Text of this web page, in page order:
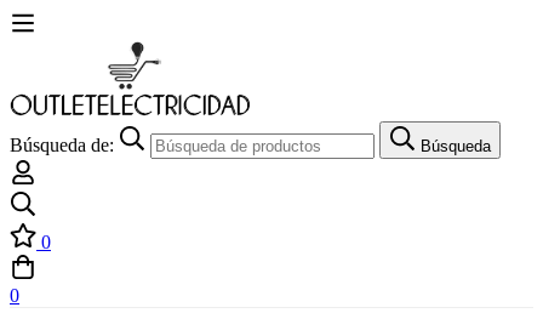
Búsqueda de: Búsqueda
0
0